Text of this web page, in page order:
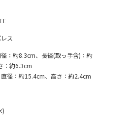
ス
径：約8.3cm、長径(取っ手含)：約
：約6.3cm
直径：約15.4cm、高さ：約2.4cm
)